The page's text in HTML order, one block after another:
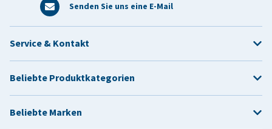
Senden Sie uns eine E-Mail
Service & Kontakt
Beliebte Produktkategorien
Beliebte Marken